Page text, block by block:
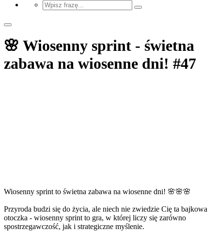
🌸 Wiosenny sprint - świetna
zabawa na wiosenne dni! #47
Wiosenny sprint to świetna zabawa na wiosenne dni! 🌸🌸🌸
Przyroda budzi się do życia, ale niech nie zwiedzie Cię ta bajkowa
otoczka - wiosenny sprint to gra, w której liczy się zarówno
spostrzegawczość, jak i strategiczne myślenie.